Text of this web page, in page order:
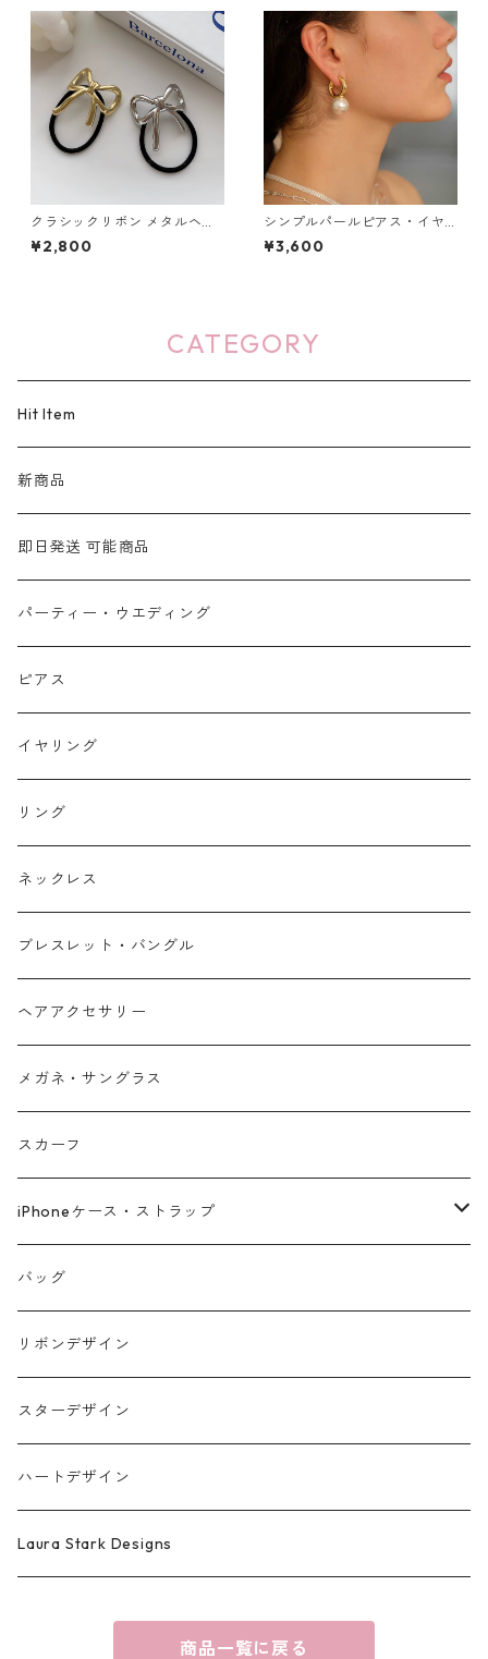
クラシックリボン メタルヘア
ゴム 2色セット：656
¥2,800
シンプルパールピアス・イヤ
リング：263
¥3,600
CATEGORY
Hit Item
新商品
即日発送 可能商品
パーティー・ウエディング
ピアス
イヤリング
リング
ネックレス
ブレスレット・バングル
ヘアアクセサリー
メガネ・サングラス
スカーフ
iPhoneケース・ストラップ
iPhone17シリーズ対応
バッグ
リボンデザイン
スターデザイン
ハートデザイン
Laura Stark Designs
商品一覧に戻る